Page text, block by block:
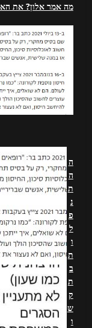
מה אמר אלון? את
ה
ה
ת
נ
פ
ל
ו
ת
ב
ת
ק
ש
ו